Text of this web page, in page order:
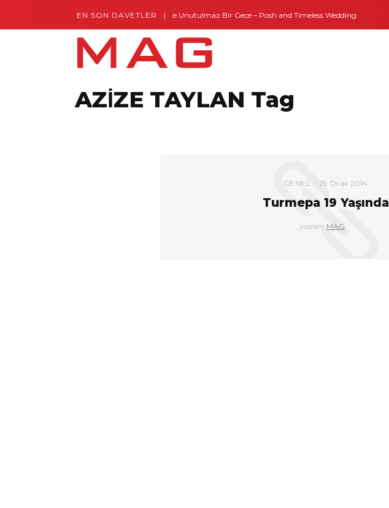
EN SON DAVETLERGaziantep’te Unutulmaz Bir Gece – Posh and Timeless Weddings
AZİZE TAYLAN Tag
GENEL 29 Ocak 2014
Turmepa 19 Yaşında
yazan: MAG